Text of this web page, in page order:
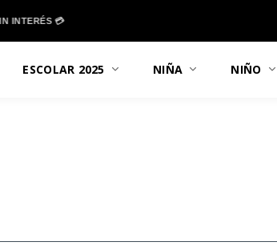
6 CUOTAS SIN INTERÉS 💳
ESCOLAR 2025 NIÑA NIÑO